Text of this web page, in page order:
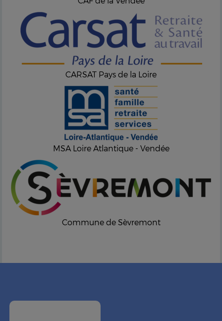
CARSAT Pays de la Loire
MSA Loire Atlantique - Vendée
Commune de Sèvremont